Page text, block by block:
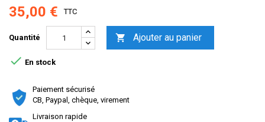
35,00 € TTC
Quantité  Ajouter au panier
 En stock
Paiement sécurisé
CB, Paypal, chèque, virement
Livraison rapide